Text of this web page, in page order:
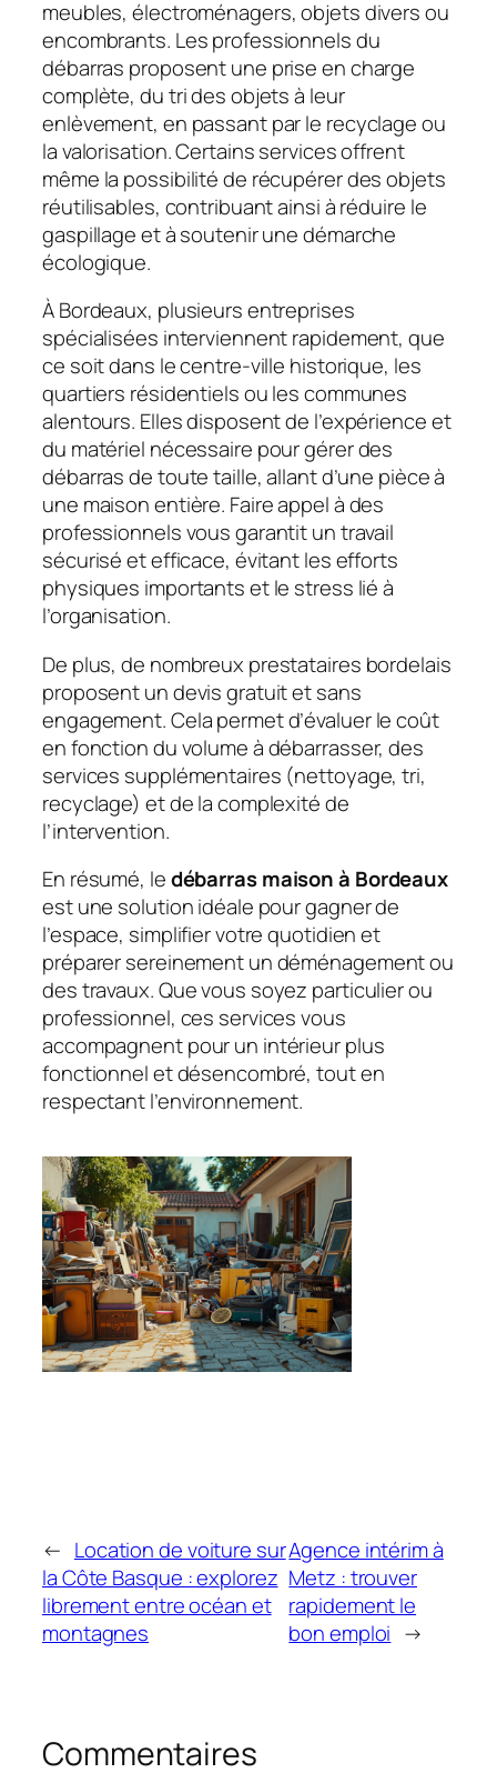
meubles, électroménagers, objets divers ou
encombrants. Les professionnels du
débarras proposent une prise en charge
complète, du tri des objets à leur
enlèvement, en passant par le recyclage ou
la valorisation. Certains services offrent
même la possibilité de récupérer des objets
réutilisables, contribuant ainsi à réduire le
gaspillage et à soutenir une démarche
écologique.
À Bordeaux, plusieurs entreprises
spécialisées interviennent rapidement, que
ce soit dans le centre-ville historique, les
quartiers résidentiels ou les communes
alentours. Elles disposent de l’expérience et
du matériel nécessaire pour gérer des
débarras de toute taille, allant d’une pièce à
une maison entière. Faire appel à des
professionnels vous garantit un travail
sécurisé et efficace, évitant les efforts
physiques importants et le stress lié à
l’organisation.
De plus, de nombreux prestataires bordelais
proposent un devis gratuit et sans
engagement. Cela permet d’évaluer le coût
en fonction du volume à débarrasser, des
services supplémentaires (nettoyage, tri,
recyclage) et de la complexité de
l’intervention.
En résumé, ledébarras maison à Bordeaux
est une solution idéale pour gagner de
l’espace, simplifier votre quotidien et
préparer sereinement un déménagement ou
des travaux. Que vous soyez particulier ou
professionnel, ces services vous
accompagnent pour un intérieur plus
fonctionnel et désencombré, tout en
respectant l’environnement.
← Location de voiture sur
la Côte Basque : explorez
librement entre océan et
montagnes
Agence intérim à
Metz : trouver
rapidement le
bon emploi →
Commentaires